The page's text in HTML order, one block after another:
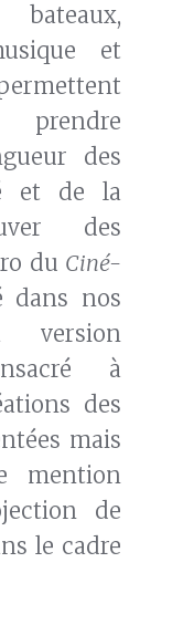
et
des
et de la
des
du Ciné-
dans nos
version
à
des
mais
mention
de
le cadre